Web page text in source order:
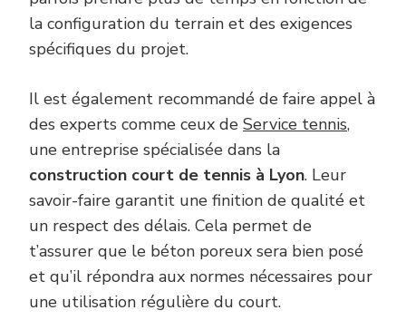
la configuration du terrain et des exigences
spécifiques du projet.
Il est également recommandé de faire appel à
des experts comme ceux de Service tennis,
une entreprise spécialisée dans la
construction court de tennis à Lyon. Leur
savoir-faire garantit une finition de qualité et
un respect des délais. Cela permet de
t’assurer que le béton poreux sera bien posé
et qu’il répondra aux normes nécessaires pour
une utilisation régulière du court.